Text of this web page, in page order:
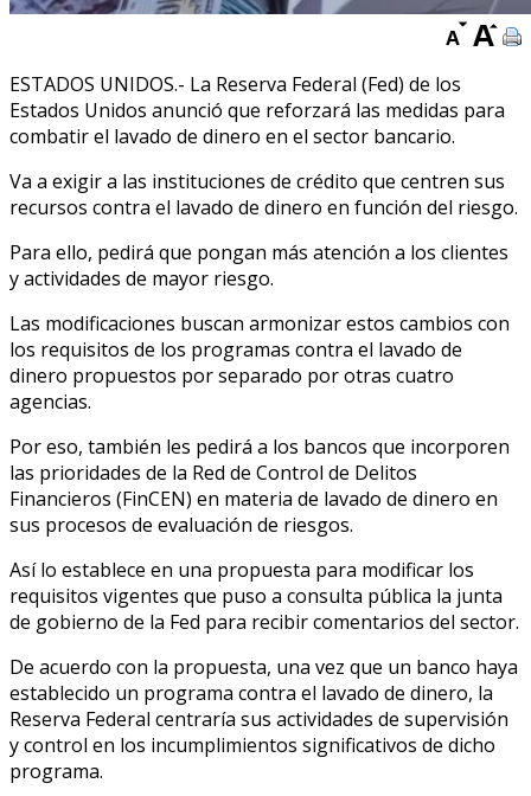
ESTADOS UNIDOS.- La Reserva Federal (Fed) de los
Estados Unidos anunció que reforzará las medidas para
combatir el lavado de dinero en el sector bancario.
Va a exigir a las instituciones de crédito que centren sus
recursos contra el lavado de dinero en función del riesgo.
Para ello, pedirá que pongan más atención a los clientes
y actividades de mayor riesgo.
Las modificaciones buscan armonizar estos cambios con
los requisitos de los programas contra el lavado de
dinero propuestos por separado por otras cuatro
agencias.
Por eso, también les pedirá a los bancos que incorporen
las prioridades de la Red de Control de Delitos
Financieros (FinCEN) en materia de lavado de dinero en
sus procesos de evaluación de riesgos.
Así lo establece en una propuesta para modificar los
requisitos vigentes que puso a consulta pública la junta
de gobierno de la Fed para recibir comentarios del sector.
De acuerdo con la propuesta, una vez que un banco haya
establecido un programa contra el lavado de dinero, la
Reserva Federal centraría sus actividades de supervisión
y control en los incumplimientos significativos de dicho
programa.